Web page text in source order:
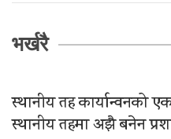
भर्खरै
स्थानीय तह कार्यान्वनको
स्थानीय तहमा अझै बनेन